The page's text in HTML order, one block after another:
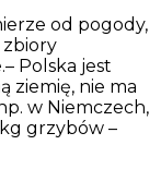
od pogody,
Polska jest
ziemię, nie ma
w Niemczech,
grzybów –